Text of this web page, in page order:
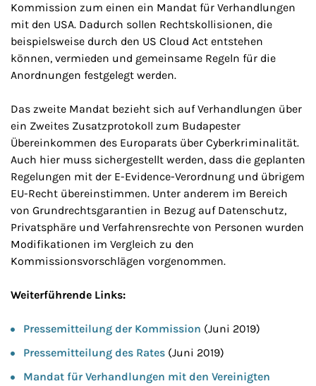
Kommission zum einen ein Mandat für Verhandlungen
mit den USA. Dadurch sollen Rechtskollisionen, die
beispielsweise durch den US Cloud Act entstehen
können, vermieden und gemeinsame Regeln für die
Anordnungen festgelegt werden.
Das zweite Mandat bezieht sich auf Verhandlungen über
ein Zweites Zusatzprotokoll zum Budapester
Übereinkommen des Europarats über Cyberkriminalität.
Auch hier muss sichergestellt werden, dass die geplanten
Regelungen mit der E-Evidence-Verordnung und übrigem
EU-Recht übereinstimmen. Unter anderem im Bereich
von Grundrechtsgarantien in Bezug auf Datenschutz,
Privatsphäre und Verfahrensrechte von Personen wurden
Modifikationen im Vergleich zu den
Kommissionsvorschlägen vorgenommen.
Weiterführende Links:
Pressemitteilung der Kommission (Juni 2019)
Pressemitteilung des Rates (Juni 2019)
Mandat für Verhandlungen mit den Vereinigten